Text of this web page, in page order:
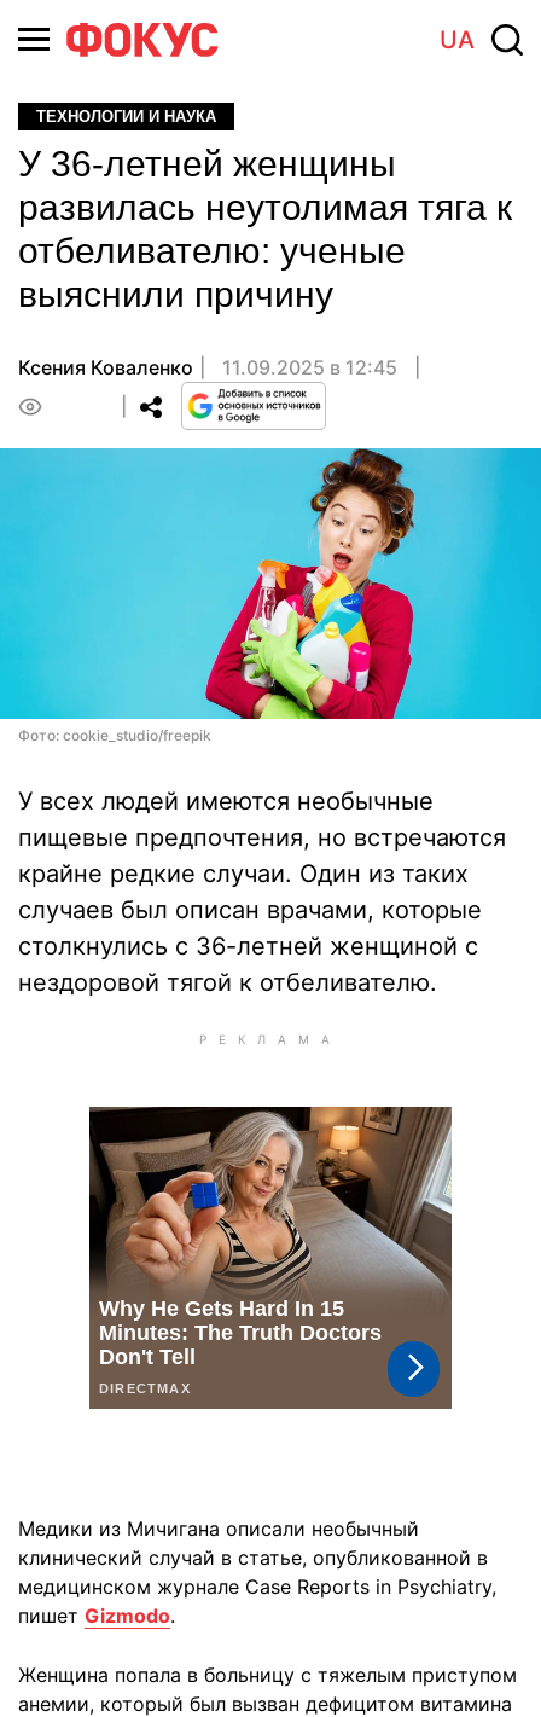
UA
ТЕХНОЛОГИИ И НАУКА
У 36-летней женщины
развилась неутолимая тяга к
отбеливателю: ученые
выяснили причину
Ксения Коваленко
11.09.2025 в 12:45
Фото: cookie_studio/freepik
У всех людей имеются необычные
пищевые предпочтения, но встречаются
крайне редкие случаи. Один из таких
случаев был описан врачами, которые
столкнулись с 36-летней женщиной с
нездоровой тягой к отбеливателю.
Медики из Мичигана описали необычный
клинический случай в статье, опубликованной в
медицинском журнале Case Reports in Psychiatry,
пишет Gizmodo.
Женщина попала в больницу с тяжелым приступом
анемии, который был вызван дефицитом витамина